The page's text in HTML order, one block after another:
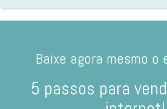
Baixe agora mesmo o
5 passos para